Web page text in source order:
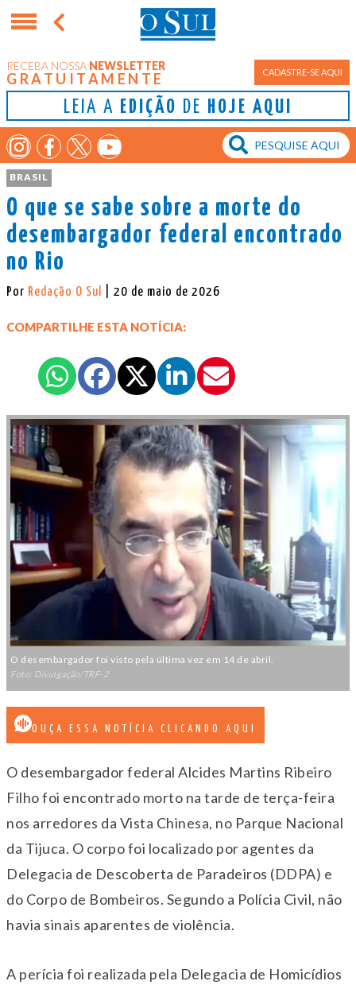
RECEBA NOSSA NEWSLETTER
GRATUITAMENTE CADASTRE-SE AQUI
LEIA A EDIÇÃO DE HOJE AQUI
BRASIL
O que se sabe sobre a morte do
desembargador federal encontrado
no Rio
Por Redação O Sul | 20 de maio de 2026
COMPARTILHE ESTA NOTÍCIA:
O desembargador foi visto pela última vez em 14 de abril.
Foto: Divulgação/TRF-2
OUÇA ESSA NOTÍCIA CLICANDO AQUI
O desembargador federal Alcides Martins Ribeiro
Filhofoi encontrado morto na tarde de terça-feira
nos arredores da Vista Chinesa, no Parque Nacional
da Tijuca. O corpo foi localizado por agentes da
Delegacia de Descoberta de Paradeiros (DDPA) e
do Corpo de Bombeiros. Segundo a Polícia Civil, não
havia sinais aparentes de violência.
A perícia foi realizada pela Delegacia de Homicídios